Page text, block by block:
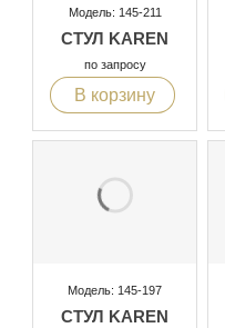
Модель: 145-211
СТУЛ KAREN
по запросу
В корзину
Модель: 145-197
СТУЛ KAREN